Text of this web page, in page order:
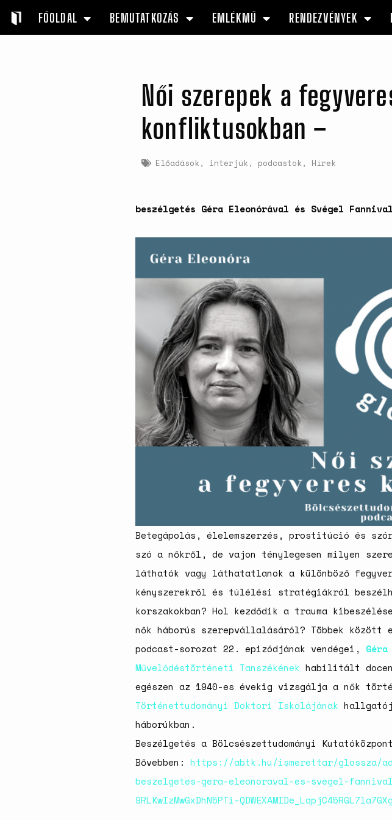
FŐOLDAL BEMUTATKOZÁS EMLÉKMŰ RENDEZVÉNYEK
Női szerepek a
konfliktusokban –
Előadások, interjúk, podcastok , Hírek
beszélgetés Géra Eleonórával és Svégel Fannival
Betegápolás, élelemszerzés, prostitúció és
szó a nőkről, de vajon ténylegesen milyen
láthatók vagy láthatatlanok a különböző
kényszerekről és túlélési stratégiákról
korszakokban? Hol kezdődik a trauma
nők háborús szerepvállalásáról? Többek
podcast-sorozat 22. epizódjának vendégei,
Művelődéstörténeti Tanszékének habilitált
egészen az 1940-es évekig vizsgálja a nők
Történettudományi Doktori Iskolájának
háborúkban.
Beszélgetés a Bölcsészettudományi
Bővebben: https://abtk.hu/ismerettar/glossza/
beszelgetes-gera-eleonoraval-es-svegel-
9RLKwIzMwGxDhN5PTi-